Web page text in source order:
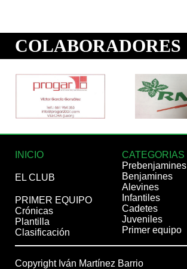
INICIO
EL CLUB
PRIMER EQUIPO
Crónicas
Plantilla
Clasificación
CATEGORIAS
Prebenjamines
Benjamines
Alevines
Infantiles
Cadetes
Juveniles
Primer equipo
Copyright Iván Martínez Barrio